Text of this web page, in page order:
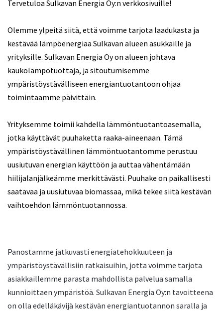
Tervetuloa Sulkavan Energia Oy:n verkkosivuille!
Olemme ylpeitä siitä, että voimme tarjota laadukasta ja
kestävää lämpöenergiaa Sulkavan alueen asukkaille ja
yrityksille. Sulkavan Energia Oy on alueen johtava
kaukolämpötuottaja, ja sitoutumisemme
ympäristöystävälliseen energiantuotantoon ohjaa
toimintaamme päivittäin.
Yrityksemme toimii kahdella lämmöntuotantoasemalla,
jotka käyttävät puuhaketta raaka-aineenaan. Tämä
ympäristöystävällinen lämmöntuotantomme perustuu
uusiutuvan energian käyttöön ja auttaa vähentämään
hiilijalanjälkeämme merkittävästi. Puuhake on paikallisesti
saatavaa ja uusiutuvaa biomassaa, mikä tekee siitä kestävän
vaihtoehdon lämmöntuotannossa.
Panostamme jatkuvasti energiatehokkuuteen ja
ympäristöystävällisiin ratkaisuihin, jotta voimme tarjota
asiakkaillemme parasta mahdollista palvelua samalla
kunnioittaen ympäristöä. Sulkavan Energia Oy:n tavoitteena
on olla edelläkävijä kestävän energiantuotannon saralla ja